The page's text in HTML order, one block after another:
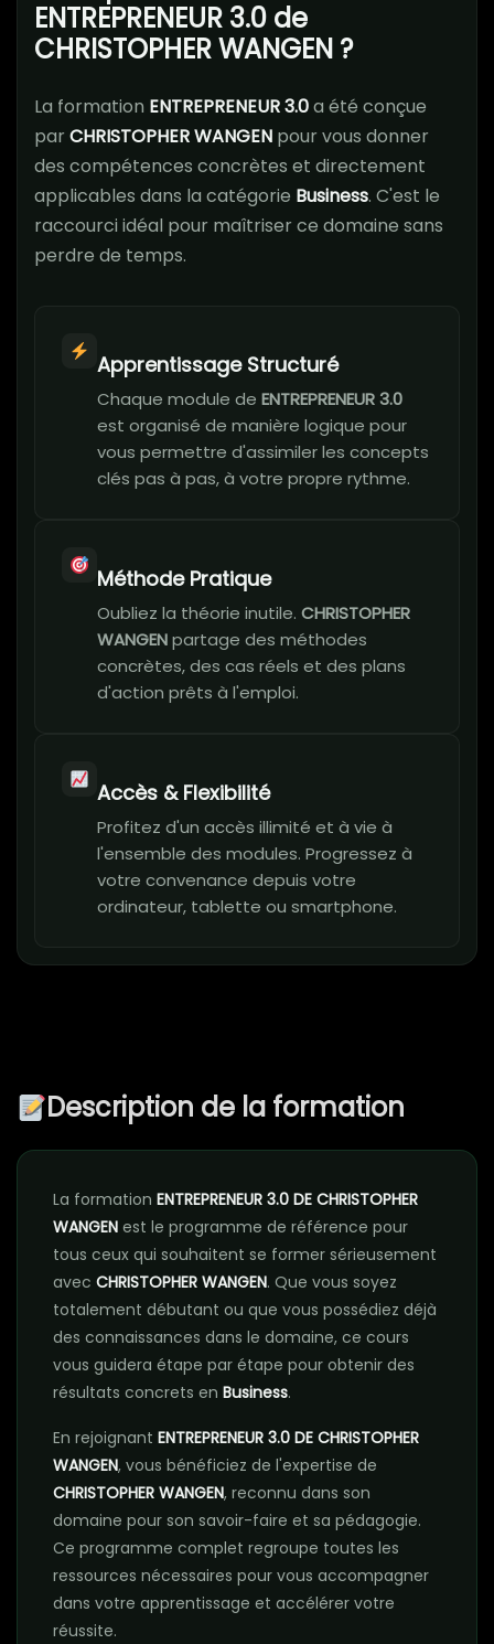
ENTREPRENEUR 3.0 de
CHRISTOPHER WANGEN ?
La formation ENTREPRENEUR 3.0a été conçue
parCHRISTOPHER WANGEN pour vous donner
des compétences concrètes et directement
applicables dans la catégorie Business. C'est le
raccourci idéal pour maîtriser ce domaine sans
perdre de temps.
Apprentissage Structuré
Chaque module de ENTREPRENEUR 3.0
est organisé de manière logique pour
vous permettre d'assimiler les concepts
clés pas à pas, à votre propre rythme.
Méthode Pratique
Oubliez la théorie inutile. CHRISTOPHER
WANGENpartage des méthodes
concrètes, des cas réels et des plans
d'action prêts à l'emploi.
Accès & Flexibilité
Profitez d'un accès illimité et à vie à
l'ensemble des modules. Progressez à
votre convenance depuis votre
ordinateur, tablette ou smartphone.
Description de la formation
La formation ENTREPRENEUR 3.0 DE CHRISTOPHER
WANGEN est le programme de référence pour
tous ceux qui souhaitent se former sérieusement
avec CHRISTOPHER WANGEN. Que vous soyez
totalement débutant ou que vous possédiez déjà
des connaissances dans le domaine, ce cours
vous guidera étape par étape pour obtenir des
résultats concrets en Business.
En rejoignant ENTREPRENEUR 3.0 DE CHRISTOPHER
WANGEN, vous bénéficiez de l'expertise de
CHRISTOPHER WANGEN, reconnu dans son
domaine pour son savoir-faire et sa pédagogie.
Ce programme complet regroupe toutes les
ressources nécessaires pour vous accompagner
dans votre apprentissage et accélérer votre
réussite.